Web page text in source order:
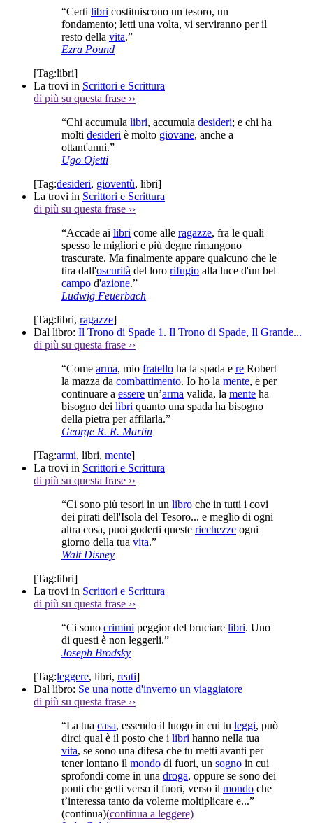
“Certi libri costituiscono un tesoro, un
fondamento; letti una volta, vi serviranno per il
resto della vita.”
Ezra Pound
[Tag:libri]
La trovi in Scrittori e Scrittura
di più su questa frase ››
“Chi accumula libri, accumula desideri; e chi ha
molti desideri è molto giovane, anche a
ottant'anni.”
Ugo Ojetti
[Tag:desideri, gioventù, libri]
La trovi in Scrittori e Scrittura
di più su questa frase ››
“Accade ai libri come alle ragazze, fra le quali
spesso le migliori e più degne rimangono
trascurate. Ma finalmente appare qualcuno che le
tira dall'oscurità del loro rifugio alla luce d'un bel
campo d'azione.”
Ludwig Feuerbach
[Tag:libri, ragazze]
Dal libro: Il Trono di Spade 1. Il Trono di Spade, Il Grande...
di più su questa frase ››
“Come arma, mio fratello ha la spada e re Robert
la mazza da combattimento. Io ho la mente, e per
continuare a essere un’arma valida, la mente ha
bisogno dei libri quanto una spada ha bisogno
della pietra per affilarla.”
George R. R. Martin
[Tag:armi, libri, mente]
La trovi in Scrittori e Scrittura
di più su questa frase ››
“Ci sono più tesori in un libro che in tutti i covi
dei pirati dell'Isola del Tesoro... e meglio di ogni
altra cosa, puoi goderti queste ricchezze ogni
giorno della tua vita.”
Walt Disney
[Tag:libri]
La trovi in Scrittori e Scrittura
di più su questa frase ››
“Ci sono crimini peggior del bruciare libri. Uno
di questi è non leggerli.”
Joseph Brodsky
[Tag:leggere, libri, reati]
Dal libro: Se una notte d'inverno un viaggiatore
di più su questa frase ››
“La tua casa, essendo il luogo in cui tu leggi, può
dirci qual è il posto che i libri hanno nella tua
vita, se sono una difesa che tu metti avanti per
tener lontano il mondo di fuori, un sogno in cui
sprofondi come in una droga, oppure se sono dei
ponti che getti verso il fuori, verso il mondo che
t’interessa tanto da volerne moltiplicare e...”
(continua)(continua a leggere)